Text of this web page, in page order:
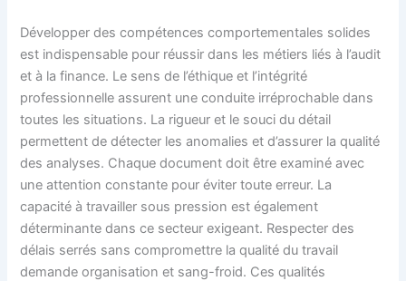
Développer des compétences comportementales solides
est indispensable pour réussir dans les métiers liés à l’audit
et à la finance. Le sens de l’éthique et l’intégrité
professionnelle assurent une conduite irréprochable dans
toutes les situations. La rigueur et le souci du détail
permettent de détecter les anomalies et d’assurer la qualité
des analyses. Chaque document doit être examiné avec
une attention constante pour éviter toute erreur. La
capacité à travailler sous pression est également
déterminante dans ce secteur exigeant. Respecter des
délais serrés sans compromettre la qualité du travail
demande organisation et sang-froid. Ces qualités